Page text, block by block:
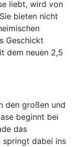
liebt, wird von
bieten nicht
Geschickt
dem neuen 2,5
den großen und
beginnt bei
das
springt dabei ins